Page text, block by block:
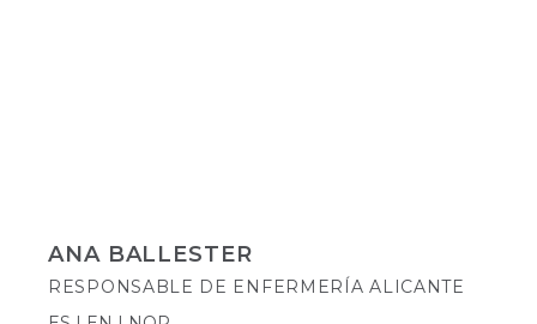
ANA BALLESTER
RESPONSABLE DE ENFERMERÍA ALICANTE